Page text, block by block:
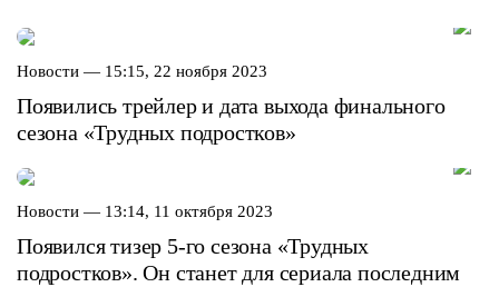
Новости — 15:15, 22 ноября 2023
Появились трейлер и дата выхода финального
сезона «Трудных подростков»
Новости — 13:14, 11 октября 2023
Появился тизер 5-го сезона «Трудных
подростков». Он станет для сериала последним